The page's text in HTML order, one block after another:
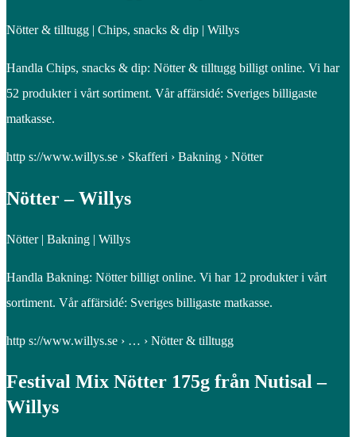
Nötter & tilltugg | Chips, snacks & dip | Willys
Handla Chips, snacks & dip: Nötter & tilltugg billigt online. Vi har
52 produkter i vårt sortiment. Vår affärsidé: Sveriges billigaste
matkasse.
http s://www.willys.se › Skafferi › Bakning › Nötter
Nötter – Willys
Nötter | Bakning | Willys
Handla Bakning: Nötter billigt online. Vi har 12 produkter i vårt
sortiment. Vår affärsidé: Sveriges billigaste matkasse.
http s://www.willys.se › … › Nötter & tilltugg
Festival Mix Nötter 175g från Nutisal –
Willys